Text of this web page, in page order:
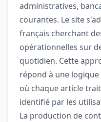
administratives,
courantes. Le site
français cherchant
opérationnelles sur
quotidien. Cette
répond à une
où chaque article
identifié par les
La production de